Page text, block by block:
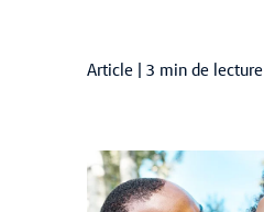
Article 3 min de lecture